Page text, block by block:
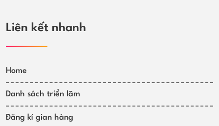
Liên kết nhanh
Home
Danh sách triển lãm
Đăng kí gian hàng